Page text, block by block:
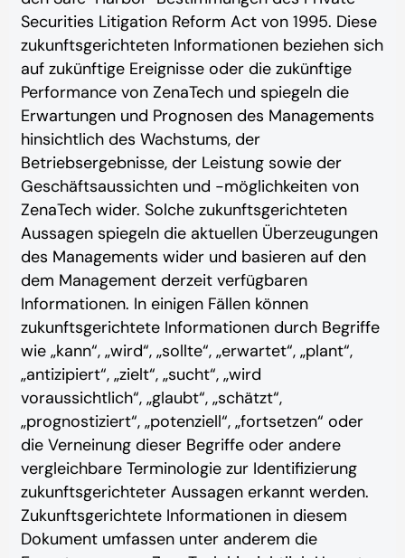
Securities Litigation Reform Act von 1995. Diese
zukunftsgerichteten Informationen beziehen sich
auf zukünftige Ereignisse oder die zukünftige
Performance von ZenaTech und spiegeln die
Erwartungen und Prognosen des Managements
hinsichtlich des Wachstums, der
Betriebsergebnisse, der Leistung sowie der
Geschäftsaussichten und -möglichkeiten von
ZenaTech wider. Solche zukunftsgerichteten
Aussagen spiegeln die aktuellen Überzeugungen
des Managements wider und basieren auf den
dem Management derzeit verfügbaren
Informationen. In einigen Fällen können
zukunftsgerichtete Informationen durch Begriffe
wie „kann“, „wird“, „sollte“, „erwartet“, „plant“,
„antizipiert“, „zielt“, „sucht“, „wird
voraussichtlich“, „glaubt“, „schätzt“,
„prognostiziert“, „potenziell“, „fortsetzen“ oder
die Verneinung dieser Begriffe oder andere
vergleichbare Terminologie zur Identifizierung
zukunftsgerichteter Aussagen erkannt werden.
Zukunftsgerichtete Informationen in diesem
Dokument umfassen unter anderem die